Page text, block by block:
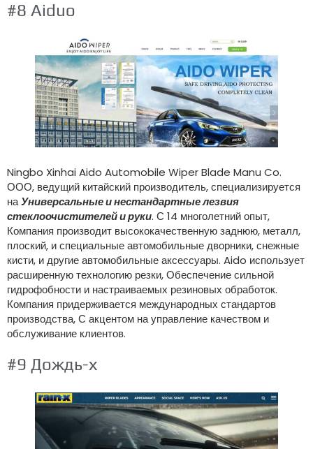
#8 Aiduo
Ningbo Xinhai Aido Automobile Wiper Blade Manu Co.
ООО, ведущий китайский производитель, специализируется
наУниверсальные и нестандартные лезвия
стеклоочистителей и руки. С 14 многолетний опыт,
Компания производит высококачественную заднюю, металл,
плоский, и специальные автомобильные дворники, снежные
кисти, и другие автомобильные аксессуары. Aido использует
расширенную технологию резки, Обеспечение сильной
гидрофобности и настраиваемых резиновых обработок.
Компания придерживается международных стандартов
производства, С акцентом на управление качеством и
обслуживание клиентов.
#9 Дождь-х